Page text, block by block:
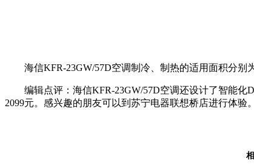
海信KFR-23GW/57D空调制冷、制热的适用面积分别为
编辑点评：海信KFR-23GW/57D空调还设计了智能化
2099元。感兴趣的朋友可以到苏宁电器联想桥店进行体验。